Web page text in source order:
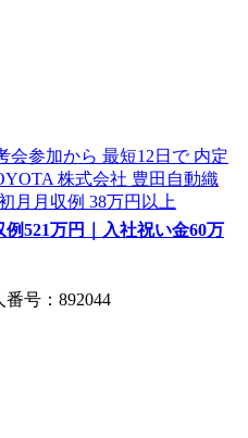
521万円｜入社祝い金60万
号：892044